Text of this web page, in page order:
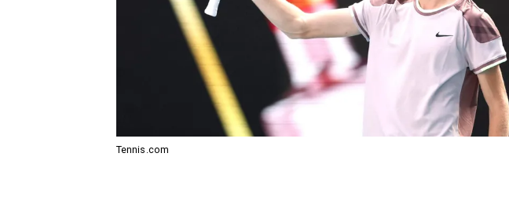
Tennis.com